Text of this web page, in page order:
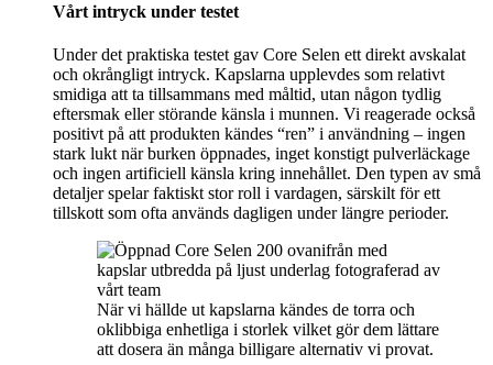
Vårt intryck under testet
Under det praktiska testet gav Core Selen ett direkt avskalat
och okrångligt intryck. Kapslarna upplevdes som relativt
smidiga att ta tillsammans med måltid, utan någon tydlig
eftersmak eller störande känsla i munnen. Vi reagerade också
positivt på att produkten kändes “ren” i användning – ingen
stark lukt när burken öppnades, inget konstigt pulverläckage
och ingen artificiell känsla kring innehållet. Den typen av små
detaljer spelar faktiskt stor roll i vardagen, särskilt för ett
tillskott som ofta används dagligen under längre perioder.
När vi hällde ut kapslarna kändes de torra och
oklibbiga enhetliga i storlek vilket gör dem lättare
att dosera än många billigare alternativ vi provat.